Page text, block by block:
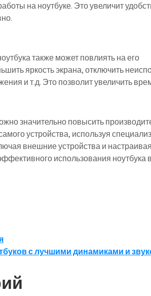
на ноутбуке. Это увеличит
также может повлиять на его
яркость экрана, отключить
и т.д. Это позволит увеличить
значительно повысить
устройства, используя
внешние устройства и настраивая
использования ноутбука
с лучшими динамиками и